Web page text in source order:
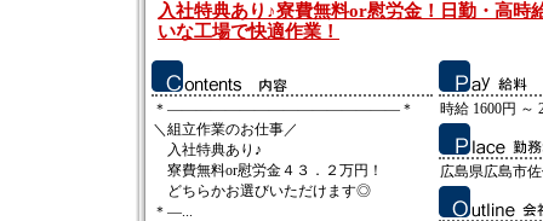
入社特典あり♪寮費無料or慰労金！日勤・高時
いな工場で快適作業！
＊――――――――――――――――＊
＼組立作業のお仕事／
入社特典あり♪
寮費無料or慰労金４３．２万円！
どちらかお選びいただけます◎
＊―...
時給 1600円 ～
広島県広島市